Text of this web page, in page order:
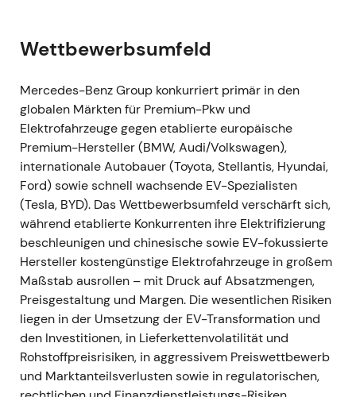
Rohstoffpartnerschaften (CATL, Rock Tech)
Versorgungsvereinbarungen aus — darunter
Aktivitäten rund um CATLs europäisches Angebot
— und schloss einen verbindlichen Liefervertrag mit
Rock Tech Lithium über rund 10.000 Tonnen
batterietaugliches Lithiumhydroxid pro Jahr ab,
nach einer Qualifizierungsphase voraussichtlich ab
2026 [29] [22]
Rohstoff-Sourcing zu, um den Hochlauf der
Elektromobilität abzusichern — ein strategischer
Schritt zur Risikoreduzierung, den Investoren als
notwendige Voraussetzung für eine skalierbare
Elektrifizierung werteten. - Technisch: Strukturell
stützende Narrative für den mittelfristigen Ausblick;
die Kursentwicklung blieb jedoch seitwärts
gerichtet, da Makro- und Nachfrageunsicherheiten
Wettbewerbsumfeld
Mercedes-Benz Group konkurriert primär in den
globalen Märkten für Premium-Pkw und
Elektrofahrzeuge gegen etablierte europäische
Premium-Hersteller (BMW, Audi/Volkswagen),
internationale Autobauer (Toyota, Stellantis, Hyundai,
Ford) sowie schnell wachsende EV-Spezialisten
(Tesla, BYD). Das Wettbewerbsumfeld verschärft sich,
während etablierte Konkurrenten ihre Elektrifizierung
beschleunigen und chinesische sowie EV-fokussierte
Hersteller kostengünstige Elektrofahrzeuge in großem
Maßstab ausrollen – mit Druck auf Absatzmengen,
Preisgestaltung und Margen. Die wesentlichen Risiken
liegen in der Umsetzung der EV-Transformation und
den Investitionen, in Lieferkettenvolatilität und
Rohstoffpreisrisiken, in aggressivem Preiswettbewerb
und Marktanteilsverlusten sowie in regulatorischen,